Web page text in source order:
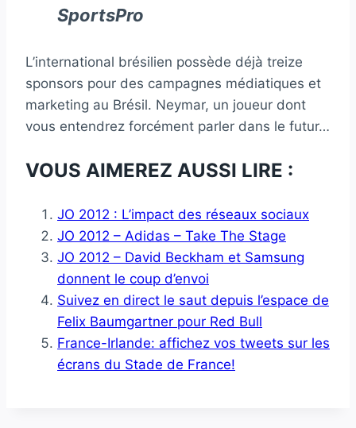
SportsPro
L’international brésilien possède déjà treize
sponsors pour des campagnes médiatiques et
marketing au Brésil. Neymar, un joueur dont
vous entendrez forcément parler dans le futur…
VOUS AIMEREZ AUSSI LIRE :
JO 2012 : L’impact des réseaux sociaux
JO 2012 – Adidas – Take The Stage
JO 2012 – David Beckham et Samsung
donnent le coup d’envoi
Suivez en direct le saut depuis l’espace de
Felix Baumgartner pour Red Bull
France-Irlande: affichez vos tweets sur les
écrans du Stade de France!